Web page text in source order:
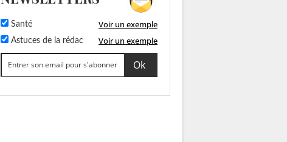
Santé Voir un exemple
Astuces de la rédac Voir un exemple